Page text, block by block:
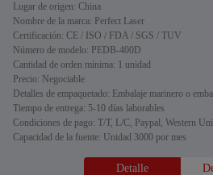
Lugar de origen: China
Nombre de la marca: Perfect Laser
Certificación: CE / ISO / FDA / SGS / TUV
Número de modelo: PEDB-400D
Cantidad de orden mínima: 1 unidad
Precio: Negociable
Detalles de empaquetado: Embalaje marinero o
Tiempo de entrega: 5-10 días laborables
Condiciones de pago: T/T, L/C, Paypal, Western
Capacidad de la fuente: Unidad 3000 por mes
Detalle